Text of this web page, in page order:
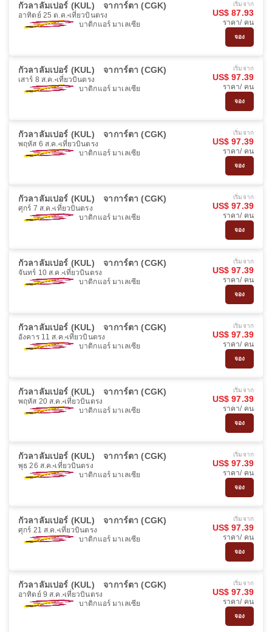
กัวลาลัมเปอร์ (KUL) จาการ์ตา (CGK)
อาทิตย์ 25 ต.ค. เที่ยวบินตรง
บาติกแอร์ มาเลเซีย
เริ่มจาก
US$ 87.93
ราคา/ คน
จอง
กัวลาลัมเปอร์ (KUL) จาการ์ตา (CGK)
เสาร์ 8 ส.ค. เที่ยวบินตรง
บาติกแอร์ มาเลเซีย
เริ่มจาก
US$ 97.39
ราคา/ คน
จอง
กัวลาลัมเปอร์ (KUL) จาการ์ตา (CGK)
พฤหัส 6 ส.ค. เที่ยวบินตรง
บาติกแอร์ มาเลเซีย
เริ่มจาก
US$ 97.39
ราคา/ คน
จอง
กัวลาลัมเปอร์ (KUL) จาการ์ตา (CGK)
ศุกร์ 7 ส.ค. เที่ยวบินตรง
บาติกแอร์ มาเลเซีย
เริ่มจาก
US$ 97.39
ราคา/ คน
จอง
กัวลาลัมเปอร์ (KUL) จาการ์ตา (CGK)
จันทร์ 10 ส.ค. เที่ยวบินตรง
บาติกแอร์ มาเลเซีย
เริ่มจาก
US$ 97.39
ราคา/ คน
จอง
กัวลาลัมเปอร์ (KUL) จาการ์ตา (CGK)
อังคาร 11 ส.ค. เที่ยวบินตรง
บาติกแอร์ มาเลเซีย
เริ่มจาก
US$ 97.39
ราคา/ คน
จอง
กัวลาลัมเปอร์ (KUL) จาการ์ตา (CGK)
พฤหัส 20 ส.ค. เที่ยวบินตรง
บาติกแอร์ มาเลเซีย
เริ่มจาก
US$ 97.39
ราคา/ คน
จอง
กัวลาลัมเปอร์ (KUL) จาการ์ตา (CGK)
พุธ 26 ส.ค. เที่ยวบินตรง
บาติกแอร์ มาเลเซีย
เริ่มจาก
US$ 97.39
ราคา/ คน
จอง
กัวลาลัมเปอร์ (KUL) จาการ์ตา (CGK)
ศุกร์ 21 ส.ค. เที่ยวบินตรง
บาติกแอร์ มาเลเซีย
เริ่มจาก
US$ 97.39
ราคา/ คน
จอง
กัวลาลัมเปอร์ (KUL) จาการ์ตา (CGK)
อาทิตย์ 9 ส.ค. เที่ยวบินตรง
บาติกแอร์ มาเลเซีย
เริ่มจาก
US$ 97.39
ราคา/ คน
จอง